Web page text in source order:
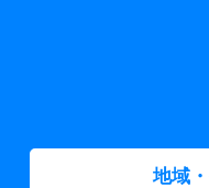
地域